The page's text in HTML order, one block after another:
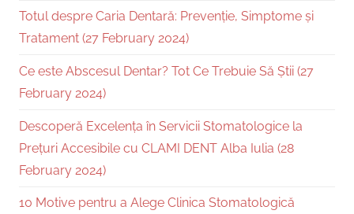
Totul despre Caria Dentară: Prevenție, Simptome și
Tratament (27 February 2024)
Ce este Abscesul Dentar? Tot Ce Trebuie Să Știi (27
February 2024)
Descoperă Excelența în Servicii Stomatologice la
Prețuri Accesibile cu CLAMI DENT Alba Iulia (28
February 2024)
10 Motive pentru a Alege Clinica Stomatologică